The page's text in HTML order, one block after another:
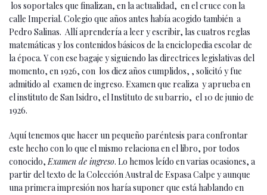
los soportales que finalizan, en la actualidad, en el cruce con la
calle Imperial. Colegio que años antes había acogido también a
Pedro Salinas. Allí aprendería a leer y escribir, las cuatros reglas
matemáticas y los contenidos básicos de la enciclopedia escolar de
la época. Y con ese bagaje y siguiendo las directrices legislativas del
momento, en 1926, con los diez años cumplidos, , solicitó y fue
admitido al examen de ingreso. Examen que realiza y aprueba en
el instituto de San Isidro, el Instituto de su barrio, el 10 de junio de
1926.
Aquí tenemos que hacer un pequeño paréntesis para confrontar
este hecho con lo que el mismo relaciona en el libro, por todos
conocido, Examen de ingreso. Lo hemos leído en varias ocasiones, a
partir del texto de la Colección Austral de Espasa Calpe y aunque
una primera impresión nos haría suponer que está hablando en